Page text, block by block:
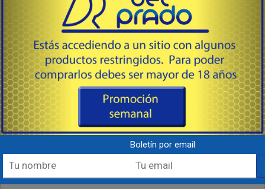
Motores Fuera de Borda
Recambio & Repuestos
Salvavidas & Elementos de Seguridad
Nuevos
17 HMR NTX Polymer Tip 15.5gr.
Boletín por email